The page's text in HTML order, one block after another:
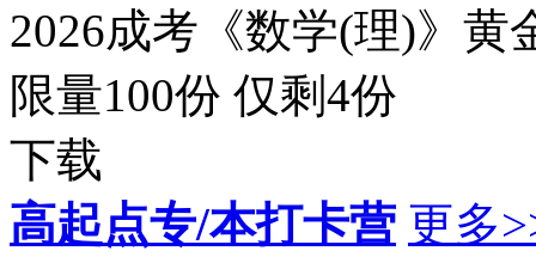
2026成考《数学(理)》黄
限量100份 仅剩4份
下载
高起点专/本打卡营 更多